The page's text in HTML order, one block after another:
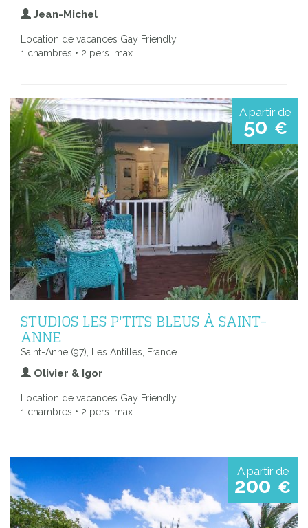
Jean-Michel
Location de vacances Gay Friendly
1 chambres • 2 pers. max.
A partir de
50 €
STUDIOS LES P'TITS BLEUS À SAINT-
ANNE
Saint-Anne (97), Les Antilles, France
Olivier & Igor
Location de vacances Gay Friendly
1 chambres • 2 pers. max.
A partir de
200 €